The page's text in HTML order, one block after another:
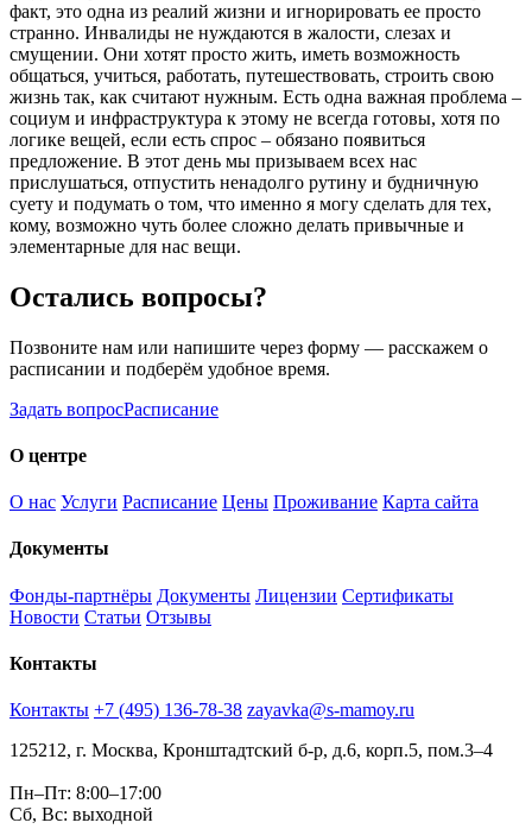
факт, это одна из реалий жизни и игнорировать ее просто
странно. Инвалиды не нуждаются в жалости, слезах и
смущении. Они хотят просто жить, иметь возможность
общаться, учиться, работать, путешествовать, строить свою
жизнь так, как считают нужным. Есть одна важная проблема –
социум и инфраструктура к этому не всегда готовы, хотя по
логике вещей, если есть спрос – обязано появиться
предложение. В этот день мы призываем всех нас
прислушаться, отпустить ненадолго рутину и будничную
суету и подумать о том, что именно я могу сделать для тех,
кому, возможно чуть более сложно делать привычные и
элементарные для нас вещи.
Остались вопросы?
Позвоните нам или напишите через форму — расскажем о
расписании и подберём удобное время.
Задать вопросРасписание
О центре
О нас Услуги Расписание Цены Проживание Карта сайта
Документы
Фонды-партнёры Документы Лицензии Сертификаты
Новости Статьи Отзывы
Контакты
Контакты +7 (495) 136-78-38 zayavka@s-mamoy.ru
125212, г. Москва, Кронштадтский б-р, д.6, корп.5, пом.3–4
Пн–Пт: 8:00–17:00
Сб, Вс: выходной